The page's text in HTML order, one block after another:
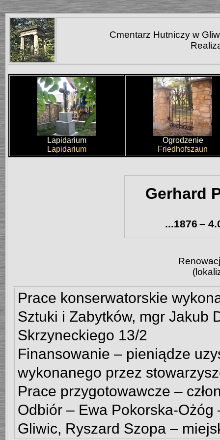
Cmentarz Hutniczy w
Lapidarium
Lapidarium
Ogrodzenie
Friedhofszaun
Gerhard
...1876 –
Prace konserwatorskie
Sztuki i Zabytków, mgr Jakub
Skrzyneckiego 13/2
Finansowanie – pieniądze
wykonanego przez
Prace przygotowawcze –
Odbiór – Ewa Pokorska-
Gliwic, Ryszard Szopa –